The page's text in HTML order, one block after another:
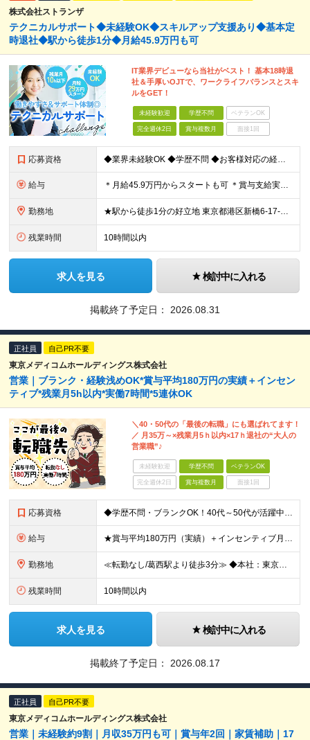
株式会社ストランザ
テクニカルサポート◆未経験OK◆スキルアップ支援あり◆基本定
時退社◆駅から徒歩1分◆月給45.9万円も可
IT業界デビューなら当社がベスト！ 基本18時退
社＆手厚いOJTで、ワークライフバランスとスキ
ルをGET！
未経験歓迎 学歴不問 ベテランOK
完全週休2日 賞与複数月 面接1回
応募資格 ◆業界未経験OK ◆学歴不問 ◆お客様対応の経験がある方（目安：1年以上） ＼こんな方はすぐにご活躍いただけます／ ※必須ではございませんので、ご安心ください！ ◇レセプトコンピューターの知識がある
給与 ＊月給45.9万円からスタートも可 ＊賞与支給実績あり（業績連動型） ＊年収500万円以上も可能！ 月給292,000円～459,000円 ※月給は経験・スキルを考慮し決定しています ※給与には固
勤務地 ★駅から徒歩1分の好立地 東京都港区新橋6-17-21 住友不動産 御成門駅前ビル 3F (変更の範囲)上記を除く当社関連勤務地
残業時間 10時間以内
求人を見る 検討中に入れる
掲載終了予定日： 2026.08.31
正社員 自己PR不要
東京メディコムホールディングス株式会社
営業｜ブランク・経験浅めOK*賞与平均180万円の実績＋インセン
ティブ*残業月5h以内*実働7時間*5連休OK
＼40・50代の「最後の転職」にも選ばれてます！
／ 月35万～×残業月5ｈ以内×17ｈ退社の“大人の
営業職”♪
未経験歓迎 学歴不問 ベテランOK
完全週休2日 賞与複数月 面接1回
応募資格 ◆学歴不問・ブランクOK！40代～50代が活躍中 ◆何かしらの営業経験がある方 ◆普通自動車免許(AT限定可) できるだけ多くの方とお会いしたいと考えています。 ぜひご応募いただければと思います!
給与 ★賞与平均180万円（実績）＋インセンティブ月平均12万円 ★月給35万円以上＋営業手当＋各種手当＋賞与年2回＋インセンティブ ※経験・能力等を考慮の上、優遇いたします ※上記金額には一律手当と固定
勤務地 ≪転勤なし/葛西駅より徒歩3分≫ ◆本社：東京都江戸川区東葛西6-1-17 第6カネ長ビル6F ※(変更の範囲)上記を除く当社関連勤務地
残業時間 10時間以内
求人を見る 検討中に入れる
掲載終了予定日： 2026.08.17
正社員 自己PR不要
東京メディコムホールディングス株式会社
営業｜未経験約9割｜月収35万円も可｜賞与年2回｜家賃補助｜17